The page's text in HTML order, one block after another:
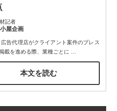
記者
屋企画
広告代理店がクライアント案件のプレス
載を進める際、業種ごとに
本文を読む